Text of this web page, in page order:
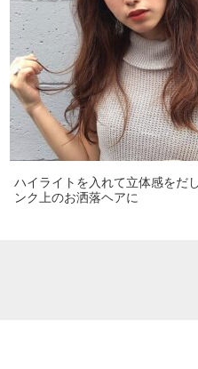
ハイライトを入れて立体感をだ
ンク上のお洒落ヘアに️